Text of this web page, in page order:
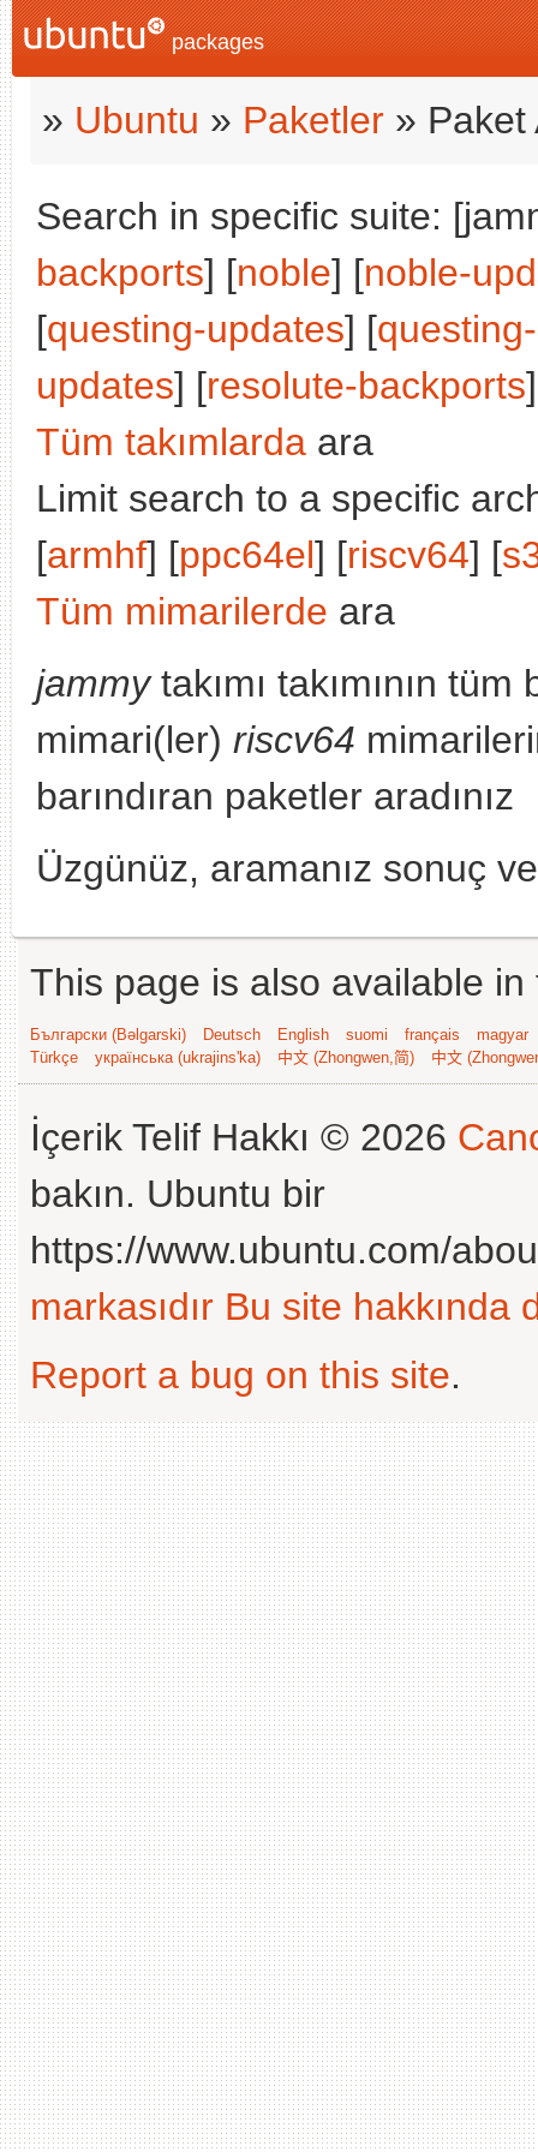
packages
» Ubuntu » Paketler » Paket
Search in specific suite:
backports] [noble] [noble-
[questing-updates] [
updates] [resolute-backports
Tüm takımlarda ara
Limit search to a specific
[armhf] [ppc64el] [riscv64] [
Tüm mimarilerde ara
jammytakımı takımının
mimari(ler) riscv64
barındıran paketler aradınız
Üzgünüz, aramanız sonuç
This page is also available
Български (Bəlgarski) Deutsch English suomi français
magyar
Türkçe
українська (ukrajins'ka) 中文 (Zhongwen,简) 中文
İçerik Telif Hakkı © 2026
bakın. Ubuntu bir
https://www.ubuntu.com/
markasıdır Bu site hakkında
Report a bug on this site.